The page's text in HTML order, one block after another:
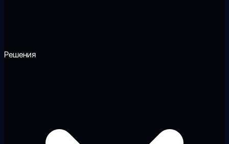
Решения